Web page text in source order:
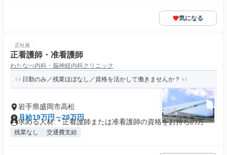
気になる
正社員
正看護師・准看護師
わたなべ内科・脳神経内科クリニック
日勤のみ／残業ほぼなし／資格を活かして働きませんか？
岩手県盛岡市高松
月給19万円～28万円
求める人材: * 正看護師または准看護師の資格をお持ちの方
残業なし 交通費支給